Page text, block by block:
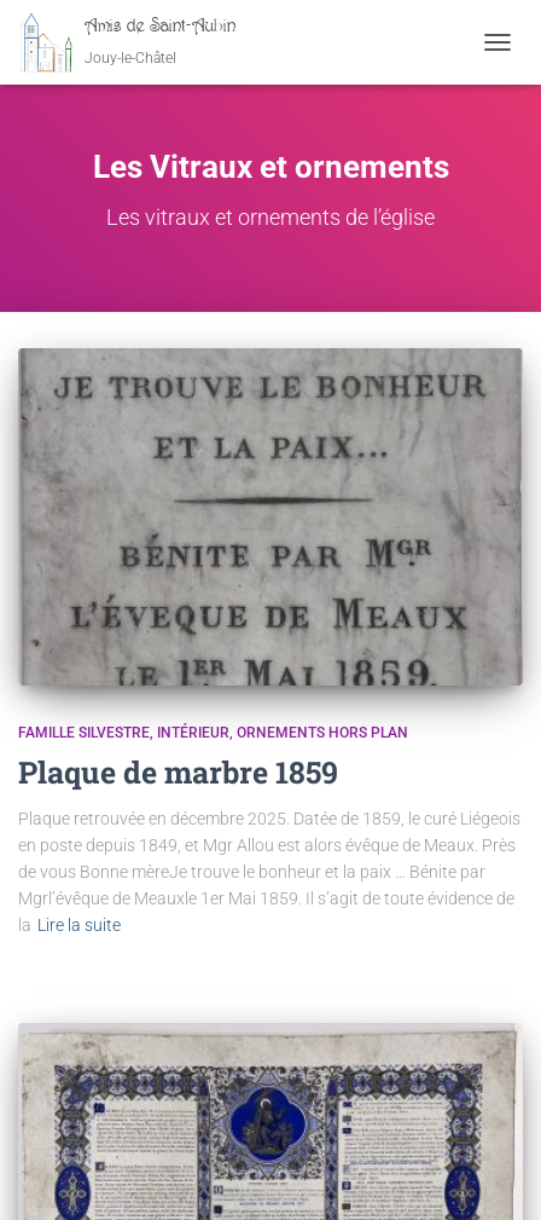
Amis de Saint-Aubin
Jouy-le-Châtel
Les Vitraux et ornements
Les vitraux et ornements de l’église
FAMILLE SILVESTRE INTÉRIEUR ORNEMENTS HORS PLAN
Plaque de marbre 1859
Plaque retrouvée en décembre 2025. Datée de 1859, le curé Liégeois
en poste depuis 1849, et Mgr Allou est alors évêque de Meaux. Près
de vous Bonne mèreJe trouve le bonheur et la paix … Bénite par
Mgrl’évêque de Meauxle 1er Mai 1859. Il s’agit de toute évidence de
la Lire la suite